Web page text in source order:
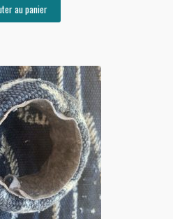
au panier